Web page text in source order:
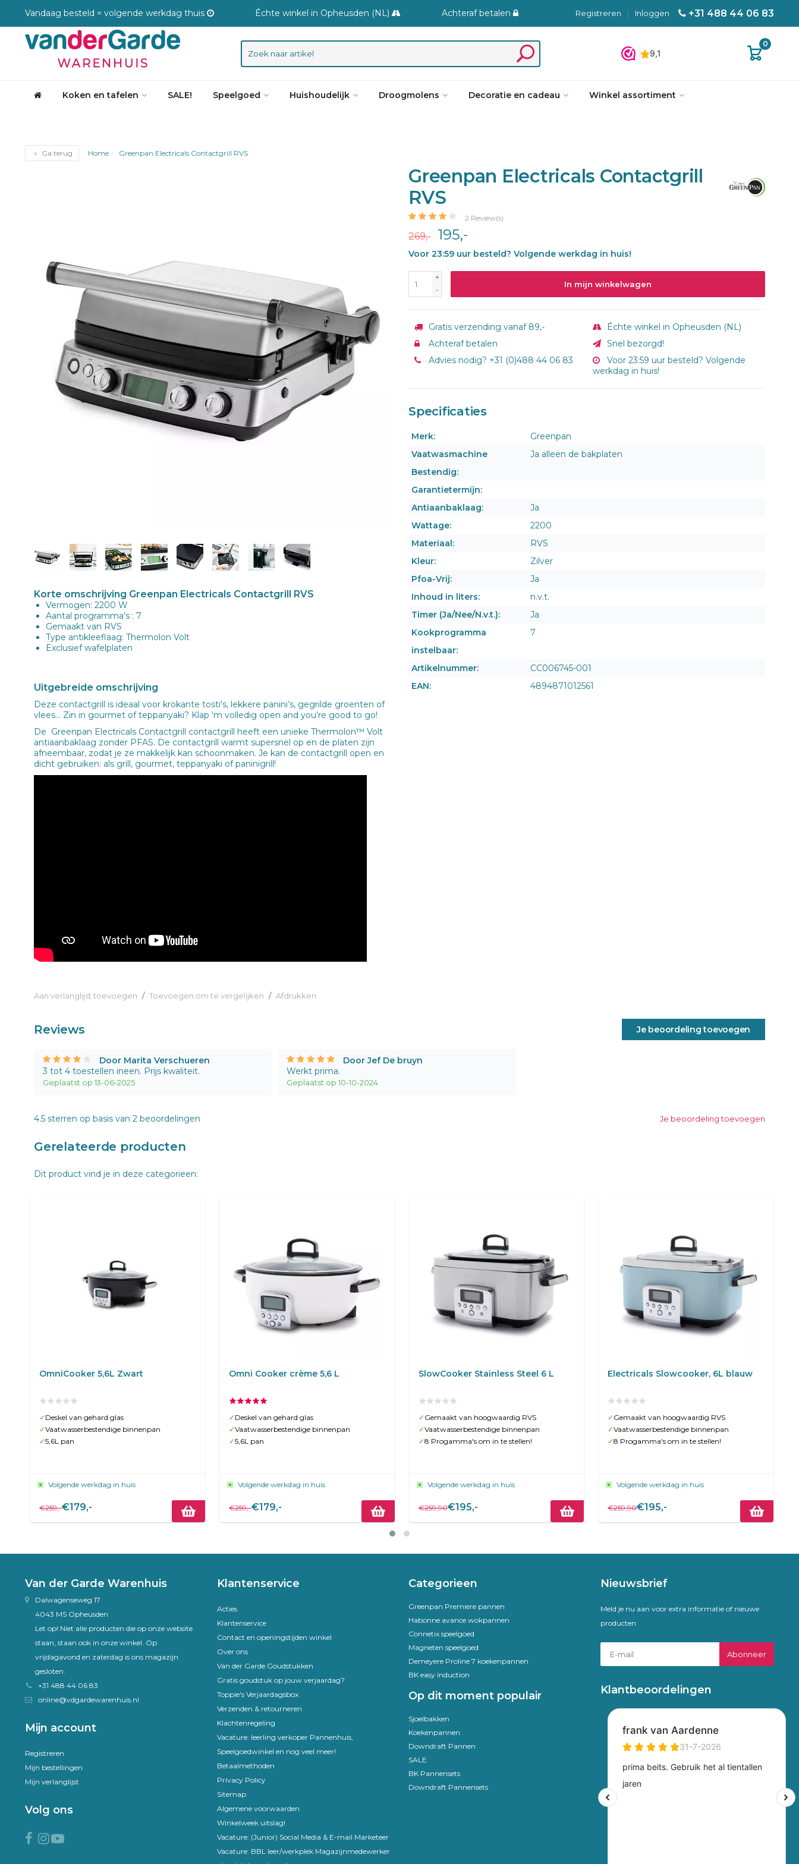
Vandaag besteld = volgende werkdag thuis Échte winkel in Opheusden (NL) Achteraf betalen +31 488 44 06 83
Inloggen
|
Registreren
0
Koken en tafelen SALE! Speelgoed Huishoudelijk Droogmolens Decoratie en cadeau Winkel assortiment
Ga terug Home Greenpan Electricals Contactgrill RVS
Korte omschrijving Greenpan Electricals Contactgrill RVS
Vermogen: 2200 W
Aantal programma's : 7
Gemaakt van RVS
Type antikleeflaag: Thermolon Volt
Exclusief wafelplaten
Uitgebreide omschrijving
Deze contactgrill is ideaal voor krokante tosti's, lekkere panini’s, gegrilde groenten of
vlees... Zin in gourmet of teppanyaki? Klap ‘m volledig open and you’re good to go!
De Greenpan Electricals Contactgrill contactgrill heeft een unieke Thermolon™ Volt
antiaanbaklaag zonder PFAS. De contactgrill warmt supersnel op en de platen zijn
afneembaar, zodat je ze makkelijk kan schoonmaken. Je kan de contactgrill open en
dicht gebruiken: als grill, gourmet, teppanyaki of paninigrill!
Aan verlanglijst toevoegen / Toevoegen om te vergelijken / Afdrukken
Greenpan Electricals Contactgrill
RVS
2 Review(s)
269,- 195,-
Voor 23:59 uur besteld? Volgende werkdag in huis!
+
-
In mijn winkelwagen
Gratis verzending vanaf 89,-
Échte winkel in Opheusden (NL)
Achteraf betalen
Snel bezorgd!
Advies nodig? +31 (0)488 44 06 83
Voor 23:59 uur besteld? Volgende
werkdag in huis!
Specificaties
Merk:
Greenpan
Vaatwasmachine
Bestendig:
Ja alleen de bakplaten
Garantietermijn:
Antiaanbaklaag:
Ja
Wattage:
2200
Materiaal:
RVS
Kleur:
Zilver
Pfoa-Vrij:
Ja
Inhoud in liters:
n.v.t.
Timer (Ja/Nee/N.v.t.):
Ja
Kookprogramma
instelbaar:
7
Artikelnummer:
CC006745-001
EAN:
4894871012561
Reviews Je beoordeling toevoegen
Door Marita Verschueren
3 tot 4 toestellen ineen. Prijs kwaliteit.
Geplaatst op 13-06-2025
Door Jef De bruyn
Werkt prima.
Geplaatst op 10-10-2024
Je beoordeling toevoegen
4.5 sterren op basis van 2 beoordelingen
Gerelateerde producten
Dit product vind je in deze categorieen:
OmniCooker 5,6L Zwart
✓ Deskel van gehard glas
✓Vaatwasserbestendige binnenpan
✓5,6L pan
Volgende werkdag in huis
€259,-€179,-
Omni Cooker crème 5,6 L
✓ Deskel van gehard glas
✓Vaatwasserbestendige binnenpan
✓5,6L pan
Volgende werkdag in huis
€259,-€179,-
SlowCooker Stainless Steel 6 L
✓ Gemaakt van hoogwaardig RVS
✓Vaatwasserbestendige binnenpan
✓8 Progamma's om in te stellen!
Volgende werkdag in huis
€259,90€195,-
Electricals Slowcooker, 6L blauw
✓ Gemaakt van hoogwaardig RVS
✓Vaatwasserbestendige binnenpan
✓8 Progamma's om in te stellen!
Volgende werkdag in huis
€259,90€195,-
Van der Garde Warenhuis
Dalwagenseweg 17
4043 MS Opheusden
Let op! Niet alle producten die op onze website
staan, staan ook in onze winkel. Op
vrijdagavond en zaterdag is ons magazijn
gesloten.
+31 488 44 06 83
online@vdgardewarenhuis.nl
Mijn account
Registreren
Mijn bestellingen
Mijn verlanglijst
Volg ons
Klantenservice
Acties
Klantenservice
Contact en openingstijden winkel
Over ons
Van der Garde Goudstukken
Gratis goudstuk op jouw verjaardag?
Toppie's Verjaardagsbox
Verzenden & retourneren
Klachtenregeling
Vacature: leerling verkoper Pannenhuis,
Speelgoedwinkel en nog veel meer!
Betaalmethoden
Privacy Policy
Sitemap
Algemene voorwaarden
Winkelweek uitslag!
Vacature: (Junior) Social Media & E-mail Marketeer
Vacature: BBL leer/werkplek Magazijnmedewerker
Categorieen
Greenpan Premiere pannen
Habonne avance wokpannen
Connetix speelgoed
Magneten speelgoed
Demeyere Proline 7 koekenpannen
BK easy induction
Op dit moment populair
Sjoelbakken
Koekenpannen
Downdraft Pannen
SALE
BK Pannensets
Downdraft Pannensets
Nieuwsbrief
Meld je nu aan voor extra informatie of nieuwe
producten
Abonneer
Klantbeoordelingen